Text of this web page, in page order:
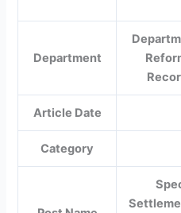
Department
Article Date
Category